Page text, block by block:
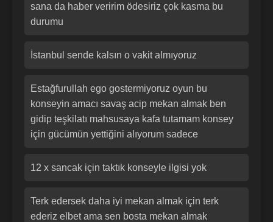
sana da haber veririm ödesiriz çok kasma bu
durumu
İstanbul sende kalsın o vakit almıyoruz
Estağfurullah ego gostermiyoruz oyun bu
konseyin amacı savaş acip mekan almak ben
gidip teşkilatı mahsusaya kafa tutamam konsey
için gücümün yettiğini alıyorum sadece
12 x sancak için taktık konseyle ilgisi yok
Terk edersek daha iyi mekan almak için terk
ederiz elbet ama sen bosta mekan almak